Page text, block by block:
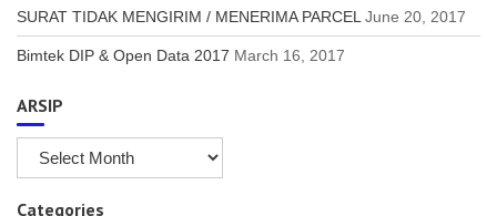
SURAT TIDAK MENGIRIM / MENERIMA PARCEL June 20, 2017
Bimtek DIP & Open Data 2017 March 16, 2017
ARSIP
ARSIP
Categories